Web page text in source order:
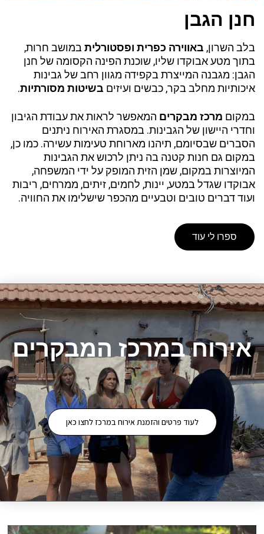
חנן הגבן
בלב השרון, באווירה כפרית ופסטורלית במושב חרות,
בתוך מטע אבוקדו שליו, שוכנת הפינה הקסומה של חנן
הגבן: מגבנה המייצרת בקפידה מגוון רחב של גבינות
איכותיות מחלב בקר, כבשים ועיזים בשיטות מסורתיות.
במקום מרכז מבקרים המאפשר לראות את עבודת הגיבון
וחדרי היישון של הגבינות. במסגרת האירוח ניתנים
הסברים שבסיומם, תיהנו מארוחת טעימות עשירה. כמו כן,
במקום גם חנות קטנה בה ניתן לרכוש את הגבינות
המיוצרות במקום, שמן הזית המופק על ידי המשפחה,
אבוקדו שגדל במטע, יינות, לחמים, זיתים, ממרחים, ריבות
ועוד דברים טובים וטבעיים מהכפר שישלימו את החוויה.
ספרו לי עוד
אירוח במרכז המבקרים
לעוד פרטים והזמנת אירוח במרכז לחצו כאן